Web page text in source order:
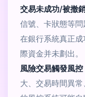
交易未成功/被撤銷
信號、卡狀態等
在銀行系統真正
際資金并未劃出。
風險交易觸發風控
大、交易時間異